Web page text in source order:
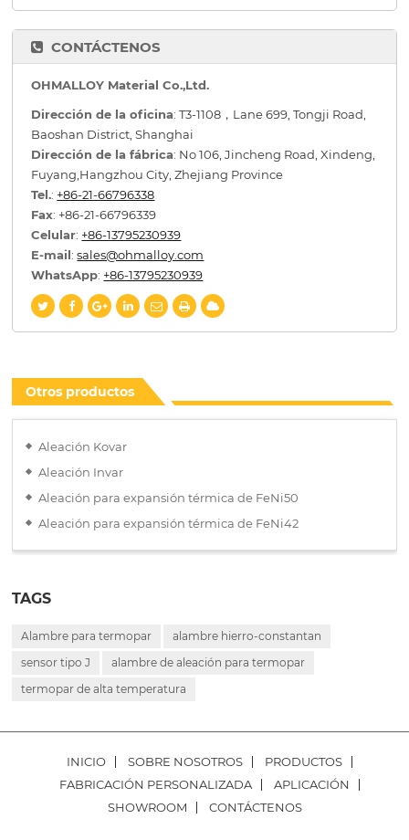
CONTÁCTENOS
OHMALLOY Material Co.,Ltd.
Dirección de la oficina: T3-1108，Lane 699, Tongji Road,
Baoshan District, Shanghai
Dirección de la fábrica: No 106, Jincheng Road, Xindeng,
Fuyang,Hangzhou City, Zhejiang Province
Tel.: +86-21-66796338
Fax: +86-21-66796339
Celular: +86-13795230939
E-mail:sales@ohmalloy.com
WhatsApp: +86-13795230939
Otros productos
Aleación Kovar
Aleación Invar
Aleación para expansión térmica de FeNi50
Aleación para expansión térmica de FeNi42
TAGS
Alambre para termopar
alambre hierro-constantan
sensor tipo J
alambre de aleación para termopar
termopar de alta temperatura
INICIO SOBRE NOSOTROS
PRODUCTOS
FABRICACIÓN PERSONALIZADA
APLICACIÓN
SHOWROOM
CONTÁCTENOS